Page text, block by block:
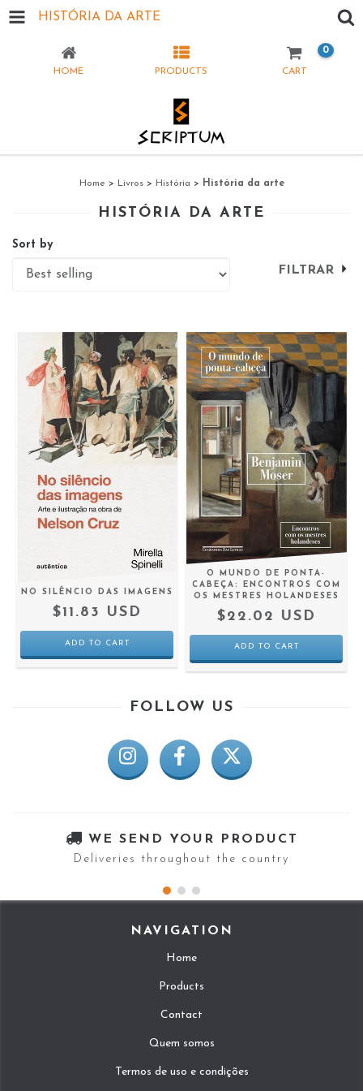
HISTÓRIA DA ARTE
HOME PRODUCTS CART
0
Home > Livros > História > História da arte
HISTÓRIA DA ARTE
Sort by
FILTRAR
NO SILÊNCIO DAS IMAGENS
$11.83 USD
O MUNDO DE PONTA-
CABEÇA: ENCONTROS COM
OS MESTRES HOLANDESES
$22.02 USD
FOLLOW US
WE SEND YOUR PRODUCT
Deliveries throughout the country
NAVIGATION
Home
Products
Contact
Quem somos
Termos de uso e condições